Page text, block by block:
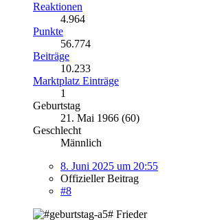
Reaktionen
4.964
Punkte
56.774
Beiträge
10.233
Marktplatz Einträge
1
Geburtstag
21. Mai 1966 (60)
Geschlecht
Männlich
8. Juni 2025 um 20:55
Offizieller Beitrag
#8
Frieder